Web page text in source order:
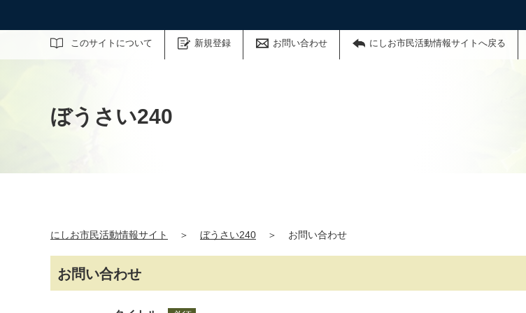
このサイトについて 新規登録 お問い合わせ にしお市民活動情報サイトへ戻る
サイト内検索
ぼうさい240
にしお市民活動情報サイト ＞ ぼうさい240 ＞ お問い合わせ
お問い合わせ